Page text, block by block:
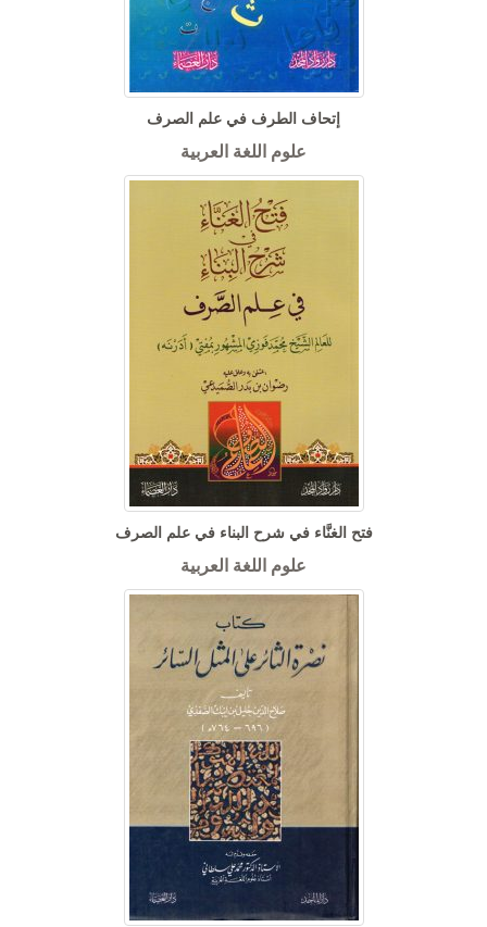
إتحاف الطرف في علم الصرف
علوم اللغة العربية
فتح الغنَّاء في شرح البناء في علم الصرف
علوم اللغة العربية